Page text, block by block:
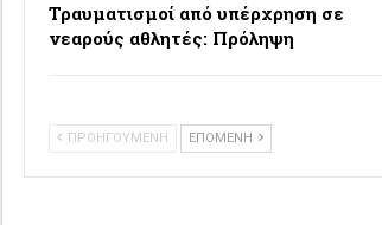
Τραυματισμοί από υπέρχρηση σε
νεαρούς αθλητές: Πρόληψη
ΠΡΟΗΓΟΥΜΕΝΗ ΕΠΟΜΕΝΗ